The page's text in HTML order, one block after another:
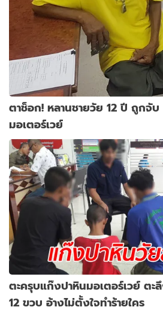
ตาช็อก! หลานชายวัย 12 ปี ถูกจั
มอเตอร์เวย์
ตะครุบแก๊งปาหินมอเตอร์เวย์ ตะ
12 ขวบ อ้างไม่ตั้งใจทำร้ายใคร